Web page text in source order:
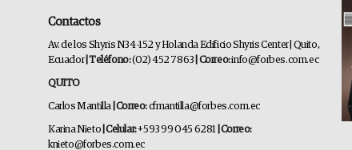
Contactos
Av. de los Shyris N34-152 y Holanda Edificio Shyris Center | Quito,
Ecuador | Teléfono:(02) 452 7863 | Correo:info@forbes.com.ec
QUITO
Carlos Mantilla | Correo:cfmantilla@forbes.com.ec
Karina Nieto | Celular:+593 99 045 6281 | Correo:
knieto@forbes.com.ec